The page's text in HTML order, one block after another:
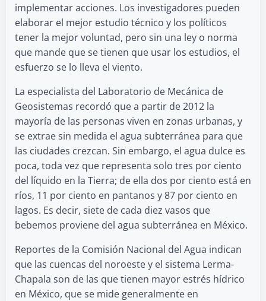
implementar acciones. Los investigadores pueden
elaborar el mejor estudio técnico y los políticos
tener la mejor voluntad, pero sin una ley o norma
que mande que se tienen que usar los estudios, el
esfuerzo se lo lleva el viento.
La especialista del Laboratorio de Mecánica de
Geosistemas recordó que a partir de 2012 la
mayoría de las personas viven en zonas urbanas, y
se extrae sin medida el agua subterránea para que
las ciudades crezcan. Sin embargo, el agua dulce es
poca, toda vez que representa solo tres por ciento
del líquido en la Tierra; de ella dos por ciento está en
ríos, 11 por ciento en pantanos y 87 por ciento en
lagos. Es decir, siete de cada diez vasos que
bebemos proviene del agua subterránea en México.
Reportes de la Comisión Nacional del Agua indican
que las cuencas del noroeste y el sistema Lerma-
Chapala son de las que tienen mayor estrés hídrico
en México, que se mide generalmente en